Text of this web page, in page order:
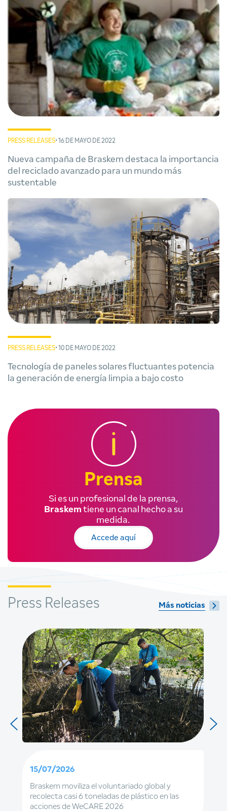
PRESS RELEASES• 16 DE MAYO DE 2022
Nueva campaña de Braskem destaca la importancia
del reciclado avanzado para un mundo más
sustentable
PRESS RELEASES• 10 DE MAYO DE 2022
Tecnología de paneles solares fluctuantes potencia
la generación de energía limpia a bajo costo
Prensa
Si es un profesional de la prensa,
Braskem tiene un canal hecho a su
medida.
Accede aquí
Press Releases Más noticias
15/07/2026
Braskem moviliza el voluntariado global y
recolecta casi 6 toneladas de plástico en las
acciones de WeCARE 2026